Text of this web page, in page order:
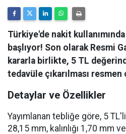
Türkiye'de nakit
başlıyor! Son olarak Resmi
kararla birlikte, 5 TL
tedavüle çıkarılması resmen
Detaylar ve Özellikler
Yayımlanan tebliğe göre, 5
28,15 mm, kalınlığı 1,70 mm